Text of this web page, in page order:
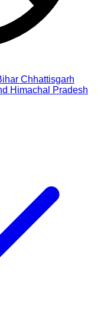
Chhattisgarh
Himachal Pradesh